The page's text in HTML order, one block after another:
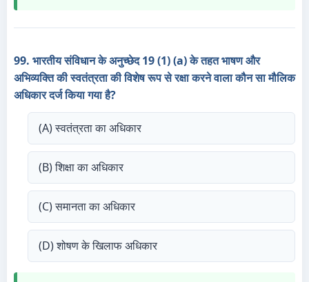
99. भारतीय संविधान के अनुच्छेद 19 (1) (a) के तहत भाषण और
अभिव्यक्ति की स्वतंत्रता की विशेष रूप से रक्षा करने वाला कौन सा मौलिक
अधिकार दर्ज किया गया है?
(A) स्वतंत्रता का अधिकार
(B) शिक्षा का अधिकार
(C) समानता का अधिकार
(D) शोषण के खिलाफ अधिकार